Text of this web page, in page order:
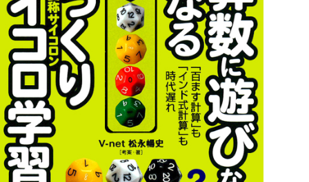
事業紹介 TOP
出版事業
ライトアニメ事業
メディア事業
イベント事業／
配信事業
アパレル事業
COMPANY
会社情報 TOP
企業理念
会社概要
RECRUIT
採用情報 TOP
中途・
アルバイト採用
よくあるご質問
ONLINE SHOP